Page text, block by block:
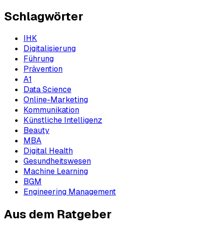
Schlagwörter
IHK
Digitalisierung
Führung
Prävention
A1
Data Science
Online-Marketing
Kommunikation
Künstliche Intelligenz
Beauty
MBA
Digital Health
Gesundheitswesen
Machine Learning
BGM
Engineering Management
Aus dem Ratgeber